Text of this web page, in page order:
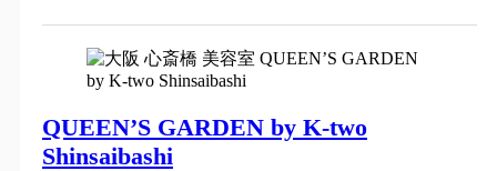
QUEEN’S GARDEN by K-two
Shinsaibashi